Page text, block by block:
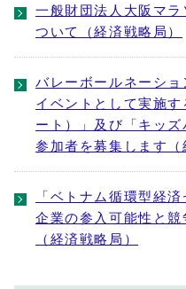
一般財団法人大阪マ
ついて（経済戦略局）
バレーボールネーシ
イベントとして実施
ート）」及び「キッ
参加者を募集します（
「ベトナム循環型経
企業の参入可能性と
（経済戦略局）